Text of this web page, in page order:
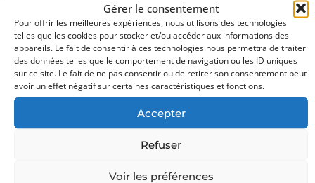
Gérer le consentement
Pour offrir les meilleures expériences, nous utilisons des technologies
telles que les cookies pour stocker et/ou accéder aux informations des
appareils. Le fait de consentir à ces technologies nous permettra de traiter
des données telles que le comportement de navigation ou les ID uniques
sur ce site. Le fait de ne pas consentir ou de retirer son consentement peut
avoir un effet négatif sur certaines caractéristiques et fonctions.
Accepter
Refuser
Voir les préférences